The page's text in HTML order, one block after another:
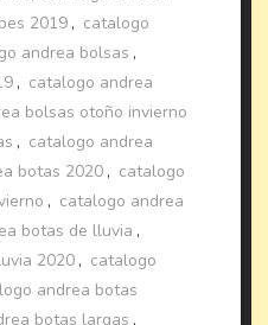
2019 , catalogo
andrea bolsas ,
, catalogo andrea
bolsas otoño invierno
, catalogo andrea
botas 2020 , catalogo
, catalogo andrea
botas de lluvia ,
2020 , catalogo
andrea botas
botas largas ,